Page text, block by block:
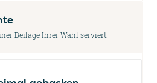
Beilage Ihrer Wahl serviert.